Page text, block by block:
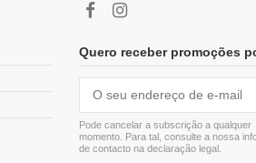
Quero receber promoções
Pode cancelar a subscrição a qualquer
momento. Para tal, consulte a nossa
de contacto na declaração legal.